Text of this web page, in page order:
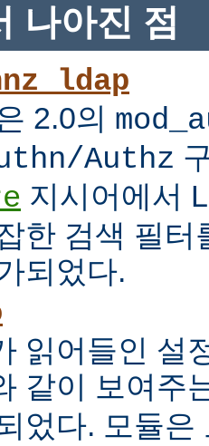
나아진 점
2.0의
Authz
지시어에서
한 검색 필
되었다.
읽어들인 설
같이 보여주
었다. 모듈은